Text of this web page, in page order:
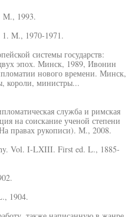
1993.
M., 1970-1971.
системы государств:
эпох. Минск, 1989, Ивонин
нового времени. Минск,
короли, министры...
служба и римская
на соискание ученой степени
правах рукописи). М., 2008.
Vol. I-LXIII. First ed. L., 1885-
1904.